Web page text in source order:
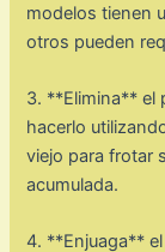
modelos tienen
otros pueden
3. **Elimina** el
hacerlo
viejo para frotar
acumulada.
4. **Enjuaga**